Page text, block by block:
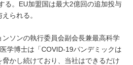
る。EU加盟国は最大2億回の追加投与
られる。
ソンの執行委員会副会長兼最高科学
学博士は「COVID-19パンデミックは
かし続けており、当社はできるだけ